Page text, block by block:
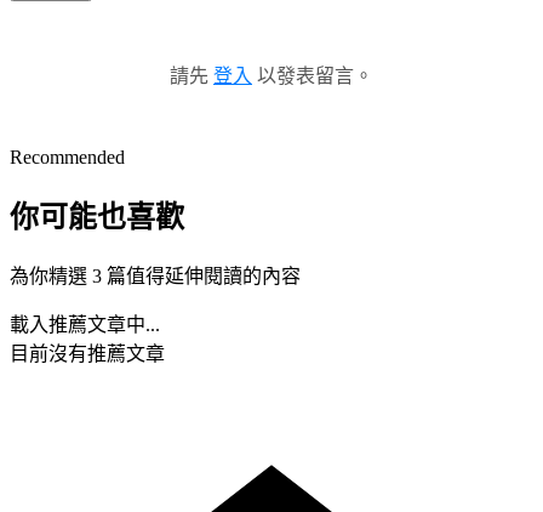
請先 登入 以發表留言。
Recommended
你可能也喜歡
為你精選 3 篇值得延伸閱讀的內容
載入推薦文章中...
目前沒有推薦文章